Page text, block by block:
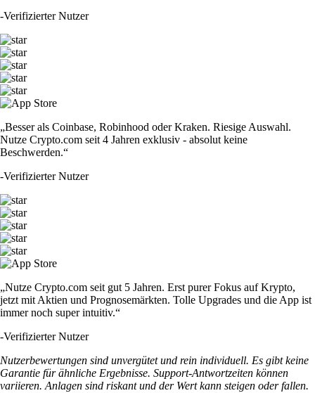
-Verifizierter Nutzer
„Besser als Coinbase, Robinhood oder Kraken. Riesige Auswahl.
Nutze Crypto.com seit 4 Jahren exklusiv - absolut keine
Beschwerden.“
-Verifizierter Nutzer
„Nutze Crypto.com seit gut 5 Jahren. Erst purer Fokus auf Krypto,
jetzt mit Aktien und Prognosemärkten. Tolle Upgrades und die App ist
immer noch super intuitiv.“
-Verifizierter Nutzer
Nutzerbewertungen sind unvergütet und rein individuell. Es gibt keine
Garantie für ähnliche Ergebnisse. Support-Antwortzeiten können
variieren. Anlagen sind riskant und der Wert kann steigen oder fallen.